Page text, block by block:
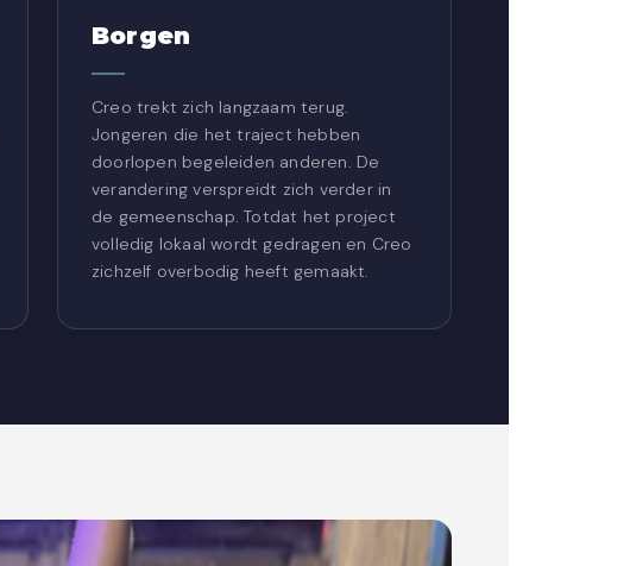
Borgen
Creo trekt zich langzaam terug.
Jongeren die het traject hebben
doorlopen begeleiden anderen. De
verandering verspreidt zich verder in
de gemeenschap. Totdat het project
volledig lokaal wordt gedragen en Creo
zichzelf overbodig heeft gemaakt.